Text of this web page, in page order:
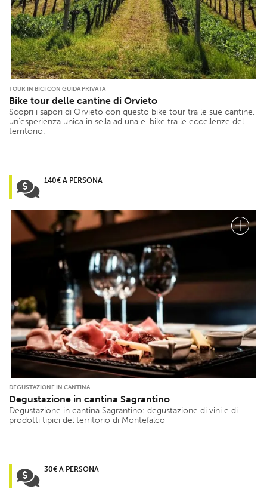
TOUR IN BICI CON GUIDA PRIVATA
Bike tour delle cantine di Orvieto
Scopri i sapori di Orvieto con questo bike tour tra le sue cantine,
un’esperienza unica in sella ad una e-bike tra le eccellenze del
territorio.
140€ A PERSONA
DEGUSTAZIONE IN CANTINA
Degustazione in cantina Sagrantino
Degustazione in cantina Sagrantino: degustazione di vini e di
prodotti tipici del territorio di Montefalco
30€ A PERSONA